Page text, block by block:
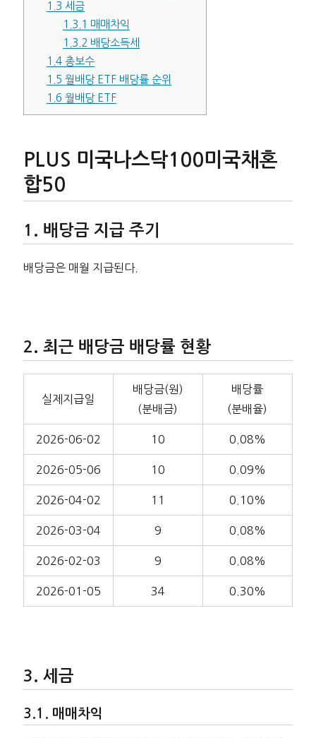
1.3 세금
1.3.1 매매차익
1.3.2 배당소득세
1.4 총보수
1.5 월배당 ETF 배당률 순위
1.6 월배당 ETF
PLUS 미국나스닥100미국채혼
합50
배당금 지급 주기
배당금은 매월 지급된다.
최근 배당금 배당률 현황
실제지급일
배당금(원)
(분배금)
배당률
(분배율)
2026-06-02 10 0.08%
2026-05-06 10 0.09%
2026-04-02 11 0.10%
2026-03-04 9 0.08%
2026-02-03 9 0.08%
2026-01-05 34 0.30%
세금
매매차익